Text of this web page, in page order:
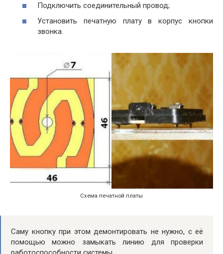
Подключить соединительный провод;
Установить печатную плату в корпус кнопки
звонка.
Схема печатной платы
Саму кнопку при этом демонтировать не нужно, с её
помощью можно замыкать линию для проверки